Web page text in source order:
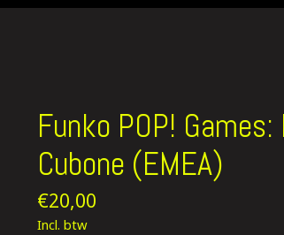
Funko POP!
Cubone (EMEA)
€20,00
Incl. btw